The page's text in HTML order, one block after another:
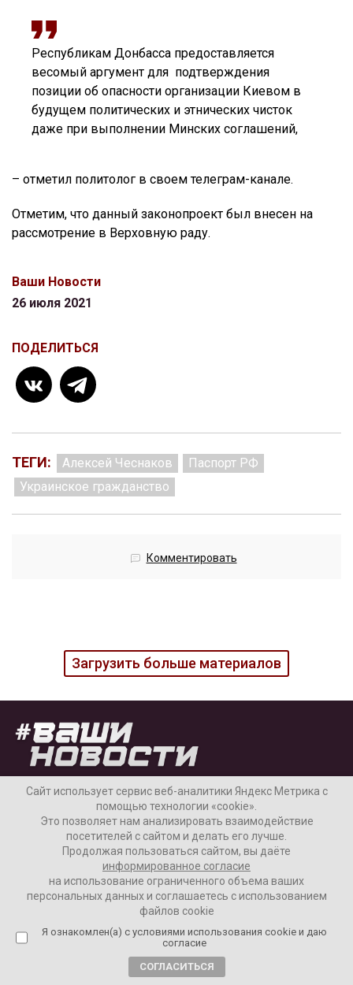
Республикам Донбасса предоставляется
весомый аргумент для подтверждения
позиции об опасности организации Киевом в
будущем политических и этнических чисток
даже при выполнении Минских соглашений,
– отметил политолог в своем телеграм-канале.
Отметим, что данный законопроект был внесен на
рассмотрение в Верховную раду.
Ваши Новости
26 июля 2021
ПОДЕЛИТЬСЯ
ТЕГИ: Алексей Чеснаков
Паспорт РФ
Украинское гражданство
Комментировать
Загрузить больше материалов
Наши колонки
Интервью
Актуальное
Аналитика
Новости
Сайт использует сервис веб-аналитики Яндекс Метрика с
помощью технологии «cookie».
Это позволяет нам анализировать взаимодействие
посетителей с сайтом и делать его лучше.
Продолжая пользоваться сайтом, вы даёте
информированное согласие
на использование ограниченного объема ваших
персональных данных и соглашаетесь с использованием
файлов cookie
Я ознакомлен(а) с условиями использования cookie и даю
согласие
СОГЛАСИТЬСЯ